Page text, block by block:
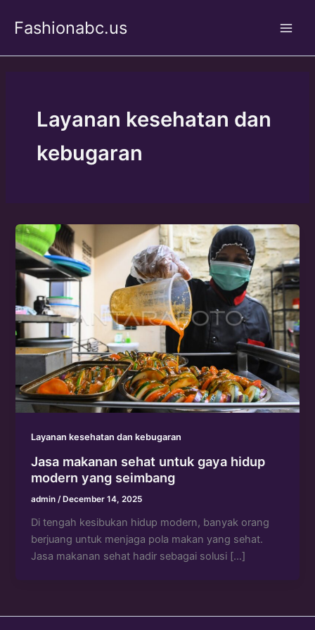
Fashionabc.us
Layanan kesehatan dan
kebugaran
Layanan kesehatan dan kebugaran
Jasa makanan sehat untuk gaya hidup
modern yang seimbang
admin /December 14, 2025
Di tengah kesibukan hidup modern, banyak orang
berjuang untuk menjaga pola makan yang sehat.
Jasa makanan sehat hadir sebagai solusi […]